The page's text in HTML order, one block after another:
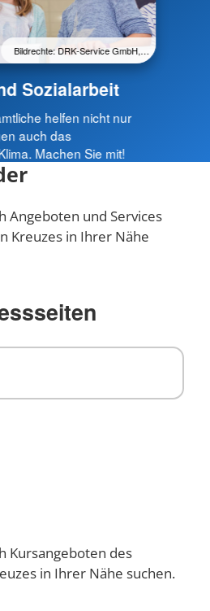
Bildrechte: DRK-Service GmbH,…
Sozialarbeit
helfen nicht nur
auch das
Machen Sie mit!
Angeboten und Services
Kreuzes in Ihrer Nähe
Kursangeboten des
in Ihrer Nähe suchen.